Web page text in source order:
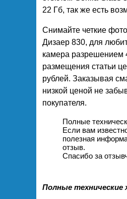
22 Гб, так же есть
Снимайте четкие
Дизаер 830, для
камера разрешением
размещения статьи
рублей. Заказывая
низкой ценой не
покупателя.
Полные
Если вам
полезная
отзыв.
Спасибо за
Полные технические